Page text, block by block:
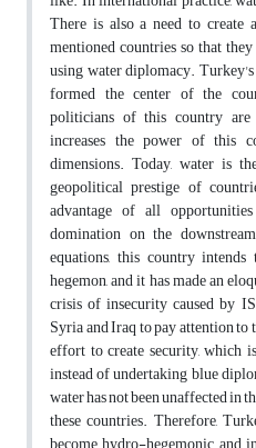
There is also a need to create
mentioned countries so that
using water diplomacy.
formed the center of the
politicians of this country
increases the power of this
dimensions. Today, water is
geopolitical prestige of
advantage of all
domination on the
equations, this country
hegemon, and it has made an
crisis of insecurity caused by
Syria and Iraq to pay attention
effort to create security, which
instead of undertaking blue
water has not been unaffected in
these countries. Therefore,